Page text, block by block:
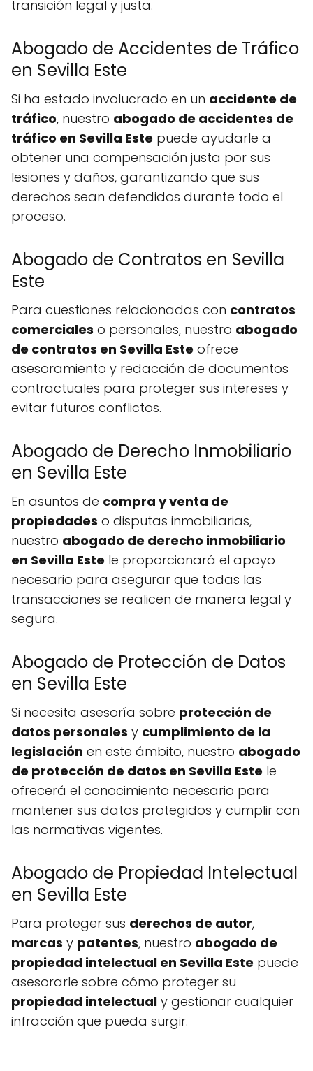
transición legal y justa.
Abogado de Accidentes de Tráfico
en Sevilla Este
Si ha estado involucrado en un accidente de
tráfico, nuestro abogado de accidentes de
tráfico en Sevilla Este puede ayudarle a
obtener una compensación justa por sus
lesiones y daños, garantizando que sus
derechos sean defendidos durante todo el
proceso.
Abogado de Contratos en Sevilla
Este
Para cuestiones relacionadas con contratos
comerciales o personales, nuestro abogado
de contratos en Sevilla Este ofrece
asesoramiento y redacción de documentos
contractuales para proteger sus intereses y
evitar futuros conflictos.
Abogado de Derecho Inmobiliario
en Sevilla Este
En asuntos de compra y venta de
propiedades o disputas inmobiliarias,
nuestro abogado de derecho inmobiliario
en Sevilla Este le proporcionará el apoyo
necesario para asegurar que todas las
transacciones se realicen de manera legal y
segura.
Abogado de Protección de Datos
en Sevilla Este
Si necesita asesoría sobre protección de
datos personales y cumplimiento de la
legislación en este ámbito, nuestro abogado
de protección de datos en Sevilla Este le
ofrecerá el conocimiento necesario para
mantener sus datos protegidos y cumplir con
las normativas vigentes.
Abogado de Propiedad Intelectual
en Sevilla Este
Para proteger sus derechos de autor,
marcas y patentes, nuestro abogado de
propiedad intelectual en Sevilla Este puede
asesorarle sobre cómo proteger su
propiedad intelectual y gestionar cualquier
infracción que pueda surgir.